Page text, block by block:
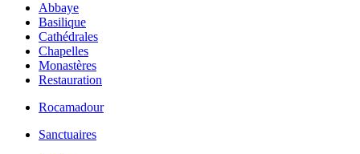
Abbaye
Basilique
Cathédrales
Chapelles
Monastères
Restauration
Rocamadour
Sanctuaires